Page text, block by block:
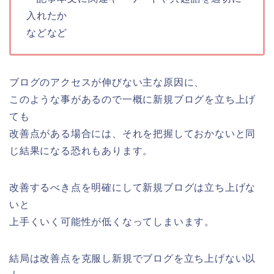
入れたか
などなど
ブログのアクセスが伸びない主な原因に、
このような事があるので一概に新規ブログを立ち上げ
ても
改善点がある場合には、それを把握しておかないと同
じ結果になる恐れもあります。
改善するべき点を明確にして新規ブログは立ち上げな
いと
上手くいく可能性が低くなってしまいます。
結局は改善点を克服し新規でブログを立ち上げない以